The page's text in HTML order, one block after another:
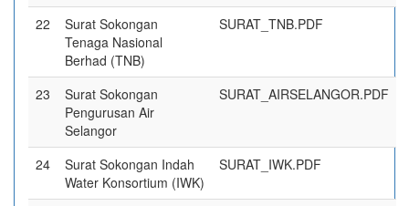
22
Surat Sokongan
Tenaga Nasional
Berhad (TNB)
SURAT_TNB.PDF
23
Surat Sokongan
Pengurusan Air
Selangor
SURAT_AIRSELANGOR.PDF
24
Surat Sokongan Indah
Water Konsortium (IWK)
SURAT_IWK.PDF